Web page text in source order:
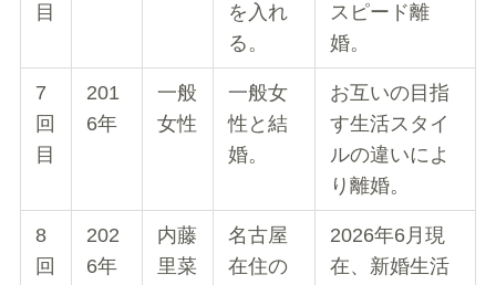
目
を入れ
る。
スピード離
婚。
7
回
目
201
6年
一般
女性
一般女
性と結
婚。
お互いの目指
す生活スタイ
ルの違いによ
り離婚。
8
回
202
6年
内藤
里菜
名古屋
在住の
2026年6月現
在、新婚生活